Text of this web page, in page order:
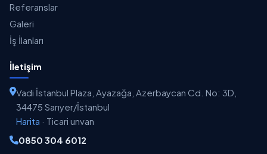
Referanslar
Galeri
İş İlanları
İletişim
Vadi İstanbul Plaza, Ayazağa, Azerbaycan Cd. No: 3D,
34475 Sarıyer/İstanbul
Harita · Ticari unvan
0850 304 6012